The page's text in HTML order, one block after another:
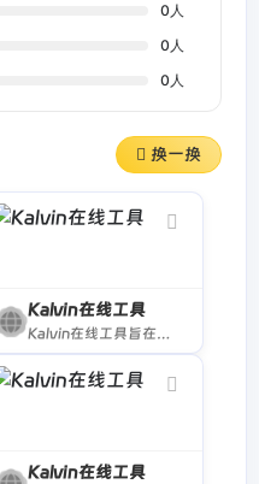
0 人
0 人
0 人
换一换
Kalvin在线工具
Kalvin在线工具旨在为大家提供便利、实用及有趣好玩的工具集合，如：证件照换底色、图片转卡通/素描/黑白图、人像动漫化、ASCII艺术字生成、压力测试、文章生成器、营销号生成器等工具。
Kalvin在线工具